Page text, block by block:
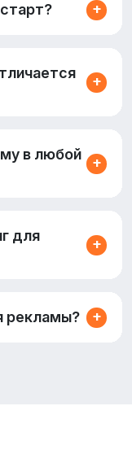
в любой
для
рекламы?